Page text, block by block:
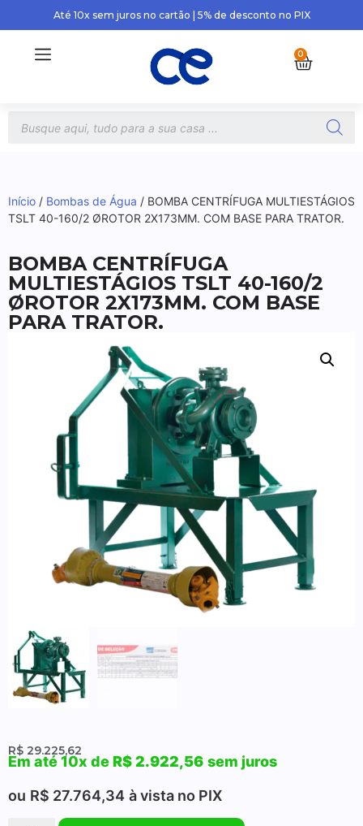
Até 10x sem juros no cartão | 5% de desconto no PIX
0
Início / Bombas de Água / BOMBA CENTRÍFUGA MULTIESTÁGIOS
TSLT 40-160/2 ØROTOR 2X173MM. COM BASE PARA TRATOR.
BOMBA CENTRÍFUGA
MULTIESTÁGIOS TSLT 40-160/2
ØROTOR 2X173MM. COM BASE
PARA TRATOR.
R$ 29.225,62
Em até 10x deR$2.922,56 sem juros
ou R$ 27.764,34 à vista no PIX